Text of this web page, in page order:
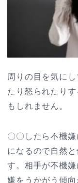
周りの目を気に
たり怒られたり
もしれません。
〇〇したら不機
になるので自然
す。相手が不機
嫌をうかがう傾向